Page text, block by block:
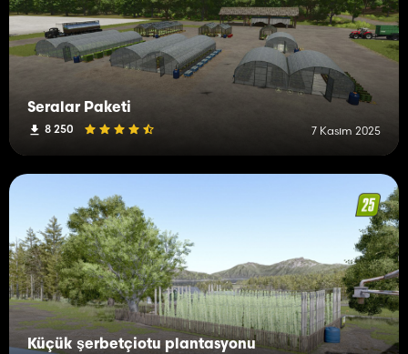
Seralar Paketi
8 250 7 Kasım 2025
Küçük şerbetçiotu plantasyonu